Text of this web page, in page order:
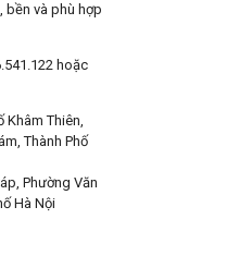
bền và phù hợp
hoặc
Khâm Thiên,
Thành Phố
Phường Văn
Hà Nội